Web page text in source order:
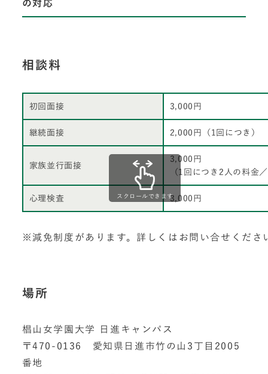
の対応
相談料
初回面接 3,000円
継続面接 2,000円（1回につき）
家族並行面接
3,000円
（1回につき2人の料金
心理検査 3,000円
※減免制度があります。詳しくはお問い合せくださ
スクロールできます
場所
椙山女学園大学 日進キャンパス
〒470-0136 愛知県日進市竹の山3丁目2005
番地